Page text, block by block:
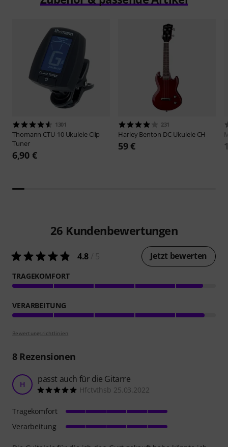
1301
Thomann CTU-10 Ukulele Clip
Tuner
6,90 €
231
Harley Benton DC-Ukulele CH
59 €
26 Kundenbewertungen
4.8 Jetzt bewerten
TRAGEKOMFORT
VERARBEITUNG
Bewertungsrichtlinien
8Rezensionen
H passt auch für die Gitarre
Hfctvthsb 25.03.2022
Tragekomfort
Verarbeitung